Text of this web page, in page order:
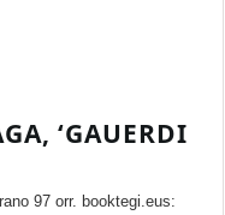
‘GAUERDI
97 orr. booktegi.eus: